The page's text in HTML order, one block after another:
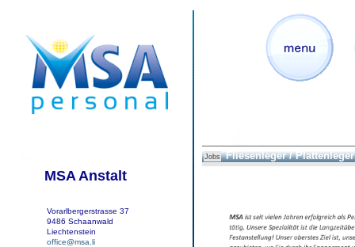
MSA Anstalt
Vorarlbergerstrasse 37
9486 Schaanwald
Liechtenstein
office@msa.li
Jobs Fliesenleger / Plattenleger